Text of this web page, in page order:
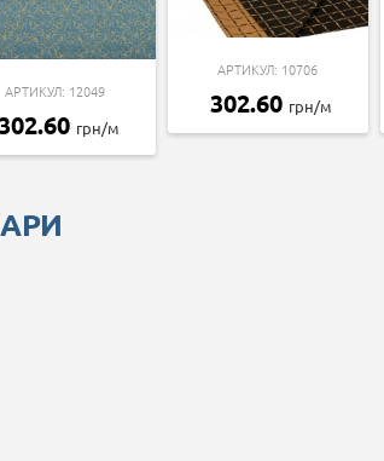
АРТИКУЛ: 12049
грн/м
АРТИКУЛ: 10706
302.60 грн/м